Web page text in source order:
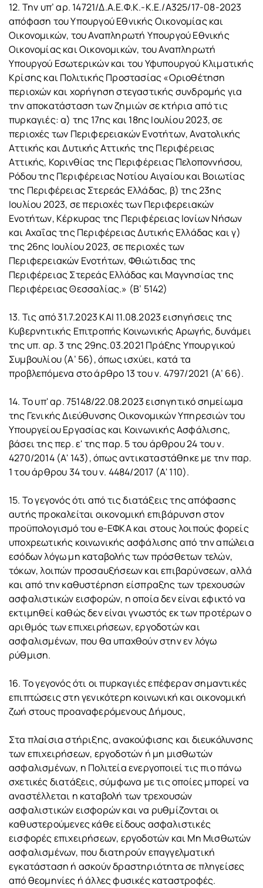
12. Την υπ’ αρ. 14721/Δ.Α.Ε.Φ.Κ.-Κ.Ε./Α325/17-08-2023
απόφαση του Υπουργού Εθνικής Οικονομίας και
Οικονομικών, του Αναπληρωτή Υπουργού Εθνικής
Οικονομίας και Οικονομικών, του Αναπληρωτή
Υπουργού Εσωτερικών και του Υφυπουργού Κλιματικής
Κρίσης και Πολιτικής Προστασίας «Οριοθέτηση
περιοχών και χορήγηση στεγαστικής συνδρομής για
την αποκατάσταση των ζημιών σε κτήρια από τις
πυρκαγιές: α) της 17ης και 18ης Ιουλίου 2023, σε
περιοχές των Περιφερειακών Ενοτήτων, Ανατολικής
Αττικής και Δυτικής Αττικής της Περιφέρειας
Αττικής, Κορινθίας της Περιφέρειας Πελοποννήσου,
Ρόδου της Περιφέρειας Νοτίου Αιγαίου και Βοιωτίας
της Περιφέρειας Στερεάς Ελλάδας, β) της 23ης
Ιουλίου 2023, σε περιοχές των Περιφερειακών
Ενοτήτων, Κέρκυρας της Περιφέρειας Ιονίων Νήσων
και Αχαΐας της Περιφέρειας Δυτικής Ελλάδας και γ)
της 26ης Ιουλίου 2023, σε περιοχές των
Περιφερειακών Ενοτήτων, Φθιώτιδας της
Περιφέρειας Στερεάς Ελλάδας και Μαγνησίας της
Περιφέρειας Θεσσαλίας.» (Β’ 5142)
13. Τις από 31.7.2023 ΚΑΙ 11.08.2023 εισηγήσεις της
Κυβερνητικής Επιτροπής Κοινωνικής Αρωγής, δυνάμει
της υπ. αρ. 3 της 29ης.03.2021 Πράξης Υπουργικού
Συμβουλίου (Α’ 56), όπως ισχύει, κατά τα
προβλεπόμενα στο άρθρο 13 του ν. 4797/2021 (Α’ 66).
14. Το υπ' αρ. 75148/22.08.2023 εισηγητικό σημείωμα
της Γενικής Διεύθυνσης Οικονομικών Υπηρεσιών του
Υπουργείου Εργασίας και Κοινωνικής Ασφάλισης,
βάσει της περ. ε' της παρ. 5 του άρθρου 24 του ν.
4270/2014 (Α' 143), όπως αντικαταστάθηκε με την παρ.
1 του άρθρου 34 του ν. 4484/2017 (Α' 110).
15. Το γεγονός ότι από τις διατάξεις της απόφασης
αυτής προκαλείται οικονομική επιβάρυνση στον
προϋπολογισμό του e-ΕΦΚΑ και στους λοιπούς φορείς
υποχρεωτικής κοινωνικής ασφάλισης από την απώλεια
εσόδων λόγω μη καταβολής των πρόσθετων τελών,
τόκων, λοιπών προσαυξήσεων και επιβαρύνσεων, αλλά
και από την καθυστέρηση είσπραξης των τρεχουσών
ασφαλιστικών εισφορών, η οποία δεν είναι εφικτό να
εκτιμηθεί καθώς δεν είναι γνωστός εκ των προτέρων ο
αριθμός των επιχειρήσεων, εργοδοτών και
ασφαλισμένων, που θα υπαχθούν στην εν λόγω
ρύθμιση.
16. Το γεγονός ότι οι πυρκαγιές επέφεραν σημαντικές
επιπτώσεις στη γενικότερη κοινωνική και οικονομική
ζωή στους προαναφερόμενους Δήμους,
Στα πλαίσια στήριξης, ανακούφισης και διευκόλυνσης
των επιχειρήσεων, εργοδοτών ή μη μισθωτών
ασφαλισμένων, η Πολιτεία ενεργοποιεί τις πιο πάνω
σχετικές διατάξεις, σύμφωνα με τις οποίες μπορεί να
αναστέλλεται η καταβολή των τρεχουσών
ασφαλιστικών εισφορών και να ρυθμίζονται οι
καθυστερούμενες κάθε είδους ασφαλιστικές
εισφορές επιχειρήσεων, εργοδοτών και Μη Μισθωτών
ασφαλισμένων, που διατηρούν επαγγελματική
εγκατάσταση ή ασκούν δραστηριότητα σε πληγείσες
από θεομηνίες ή άλλες φυσικές καταστροφές.